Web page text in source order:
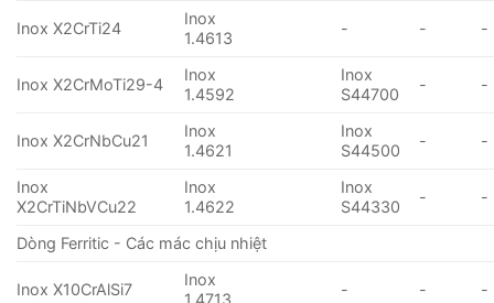
Inox X2CrTi24
Inox
1.4613
- - -
Inox X2CrMoTi29-4
Inox
1.4592
Inox
S44700
- -
Inox X2CrNbCu21
Inox
1.4621
Inox
S44500
- -
Inox
X2CrTiNbVCu22
Inox
1.4622
Inox
S44330
- -
Dòng Ferritic - Các mác chịu nhiệt
Inox X10CrAlSi7
Inox
- - -